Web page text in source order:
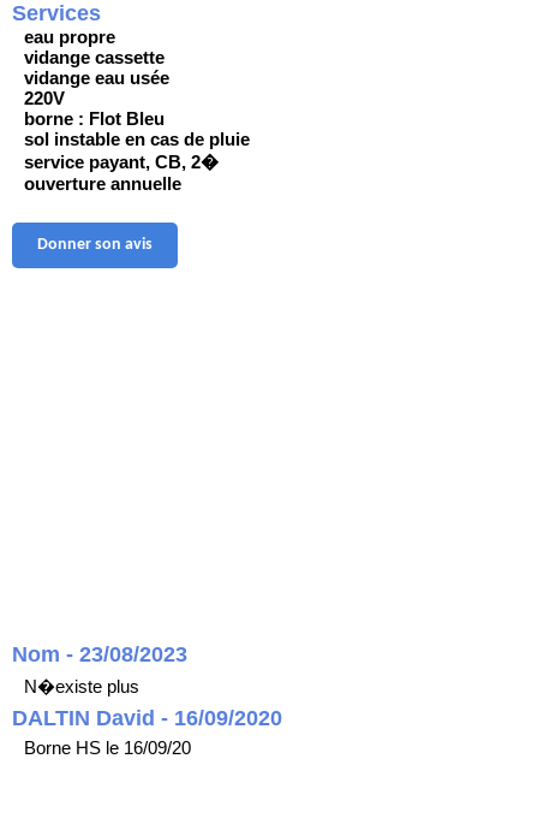
Services
eau propre
vidange cassette
vidange eau usée
220V
borne : Flot Bleu
sol instable en cas de pluie
service payant, CB, 2�
ouverture annuelle
Donner son avis
Nom - 23/08/2023
N�existe plus
DALTIN David - 16/09/2020
Borne HS le 16/09/20